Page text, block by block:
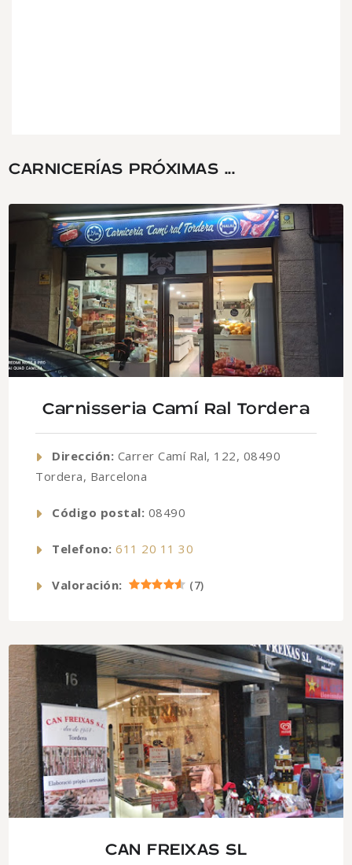
CARNICERÍAS PRÓXIMAS ...
Carnisseria Camí Ral Tordera
Dirección: Carrer Camí Ral, 122, 08490
Tordera, Barcelona
Código postal: 08490
Telefono: 611 20 11 30
Valoración: (7)
CAN FREIXAS SL